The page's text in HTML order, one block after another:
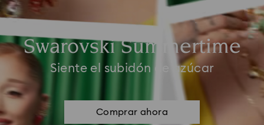
Swarovski Summertime
Siente el subidón de azúcar
Comprar ahora